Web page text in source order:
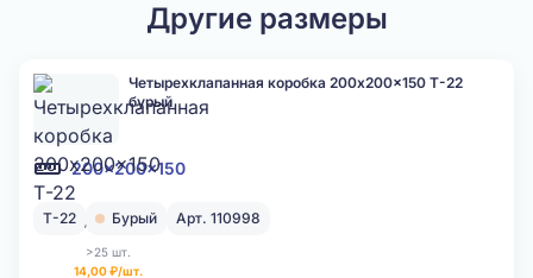
Другие размеры
200x200x150
Четырехклапанная коробка 200x200x150 Т-22
бурый
Т-22 Бурый Арт. 110998
>25 шт.
14,00 ₽/шт.